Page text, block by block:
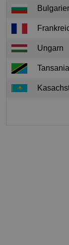
Ungarn
Tansania